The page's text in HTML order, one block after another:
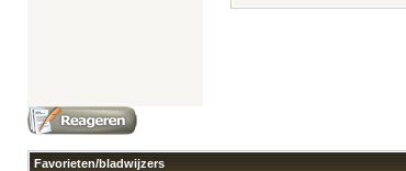
Favorieten/bladwijzers